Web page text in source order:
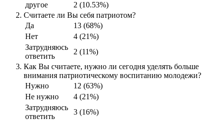
другое
2 (10.53%)
Считаете ли Вы себя патриотом?
Да
13 (68%)
Нет
4 (21%)
Затрудняюсь
ответить
2 (11%)
Как Вы считаете, нужно ли сегодня уделять больше
внимания патриотическому воспитанию молодежи?
Нужно
12 (63%)
Не нужно
4 (21%)
Затрудняюсь
ответить
3 (16%)